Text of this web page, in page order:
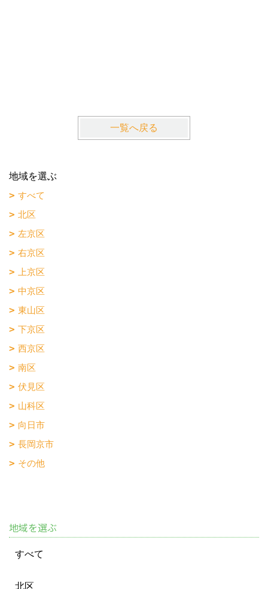
一覧へ戻る
地域を選ぶ
すべて
北区
左京区
右京区
上京区
中京区
東山区
下京区
西京区
南区
伏見区
山科区
向日市
長岡京市
その他
地域を選ぶ
すべて
北区